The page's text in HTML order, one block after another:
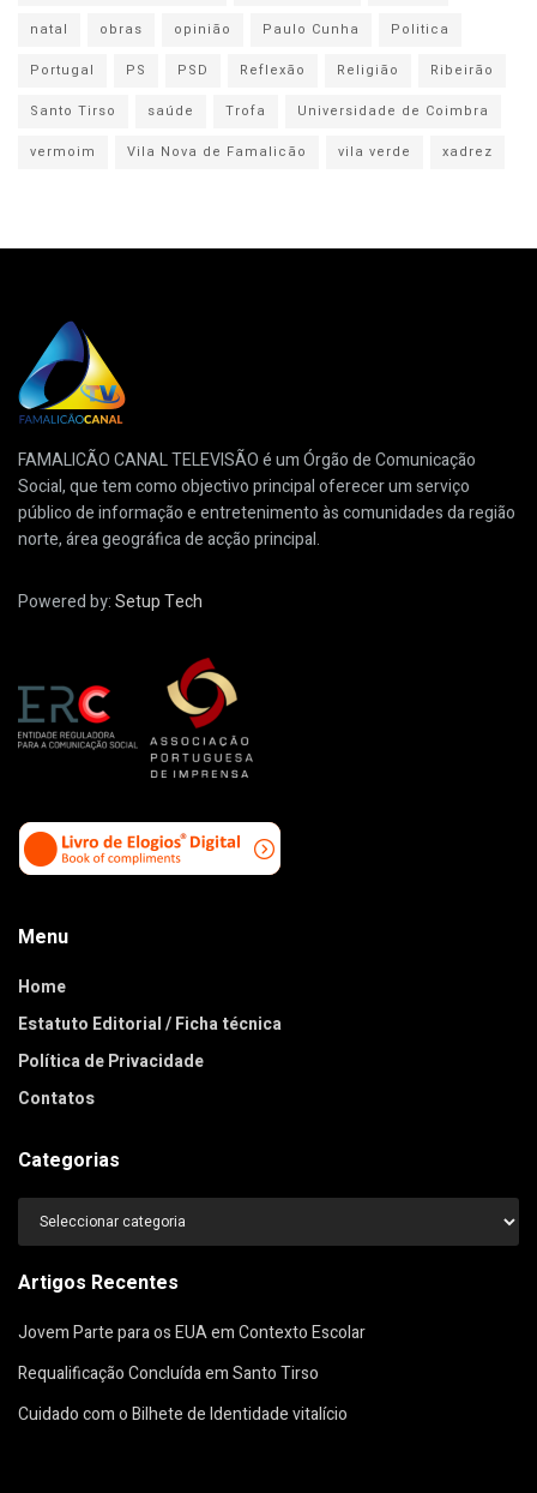
natal
obras opinião Paulo Cunha
Politica
Portugal
PS PSD Reflexão Religião
Ribeirão
Santo Tirso
saúde Trofa
Universidade de Coimbra
vermoim
Vila Nova de Famalicão vila verde xadrez
FAMALICÃO CANAL TELEVISÃO é um Órgão de Comunicação
Social, que tem como objectivo principal oferecer um serviço
público de informação e entretenimento às comunidades da região
norte, área geográfica de acção principal.
Powered by:Setup Tech
Menu
Home
Estatuto Editorial / Ficha técnica
Política de Privacidade
Contatos
Categorias
Categorias
Artigos Recentes
Jovem Parte para os EUA em Contexto Escolar
Requalificação Concluída em Santo Tirso
Cuidado com o Bilhete de Identidade vitalício